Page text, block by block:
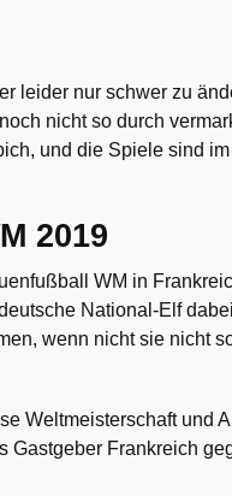
leider nur schwer zu
nicht so durch
und die Spiele sind
2019
WM in
National-Elf
wenn nicht sie nicht
Weltmeisterschaft und
Gastgeber Frankreich